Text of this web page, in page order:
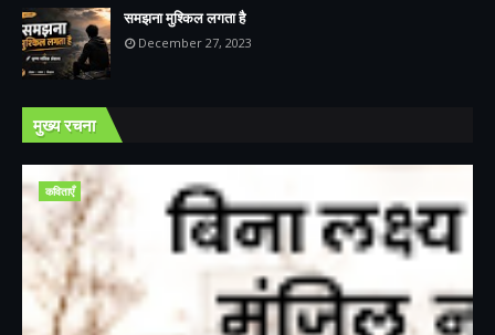
समझना मुश्किल लगता है
December 27, 2023
मुख्य रचना
कविताएँ